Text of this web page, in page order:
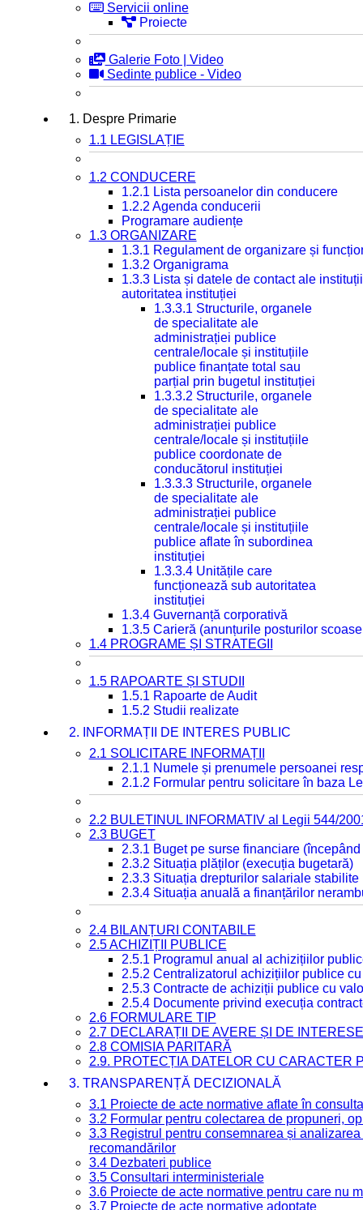
Servicii online
Proiecte
Galerie Foto | Video
Sedinte publice - Video
1. Despre Primarie
1.1 LEGISLAȚIE
1.2 CONDUCERE
1.2.1 Lista persoanelor din conducere
1.2.2 Agenda conducerii
Programare audiențe
1.3 ORGANIZARE
1.3.1 Regulament de organizare și
1.3.2 Organigrama
1.3.3 Lista și datele de contact ale
autoritatea instituției
1.3.3.1 Structurile, organele
de specialitate ale
administrației publice
centrale/locale și instituțiile
publice finanțate total sau
parțial prin bugetul instituției
1.3.3.2 Structurile, organele
de specialitate ale
administrației publice
centrale/locale și instituțiile
publice coordonate de
conducătorul instituției
1.3.3.3 Structurile, organele
de specialitate ale
administrației publice
centrale/locale și instituțiile
publice aflate în subordinea
instituției
1.3.3.4 Unitățile care
funcționează sub autoritatea
instituției
1.3.4 Guvernanță corporativă
1.3.5 Carieră (anunțurile posturilor
1.4 PROGRAME ȘI STRATEGII
1.5 RAPOARTE ȘI STUDII
1.5.1 Rapoarte de Audit
1.5.2 Studii realizate
2. INFORMAȚII DE INTERES PUBLIC
2.1 SOLICITARE INFORMAȚII
2.1.1 Numele și prenumele persoanei
2.1.2 Formular pentru solicitare în baza
2.2 BULETINUL INFORMATIV al Legii 544/
2.3 BUGET
2.3.1 Buget pe surse financiare
2.3.2 Situația plăților (execuția bugetară)
2.3.3 Situația drepturilor salariale
2.3.4 Situația anuală a finanțărilor
2.4 BILANȚURI CONTABILE
2.5 ACHIZIȚII PUBLICE
2.5.1 Programul anual al achizițiilor
2.5.2 Centralizatorul achizițiilor publice
2.5.3 Contracte de achiziții publice cu
2.5.4 Documente privind execuția
2.6 FORMULARE TIP
2.7 DECLARAȚII DE AVERE ȘI DE INTERESE
2.8 COMISIA PARITARĂ
2.9. PROTECȚIA DATELOR CU CARACTER
3. TRANSPARENȚĂ DECIZIONALĂ
3.1 Proiecte de acte normative aflate în
3.2 Formular pentru colectarea de propuneri,
3.3 Registrul pentru consemnarea și
recomandărilor
3.4 Dezbateri publice
3.5 Consultari interministeriale
3.6 Proiecte de acte normative pentru care nu
3.7 Proiecte de acte normative adoptate